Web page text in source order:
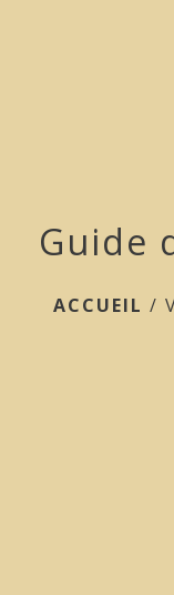
Guide
ACCUEIL /